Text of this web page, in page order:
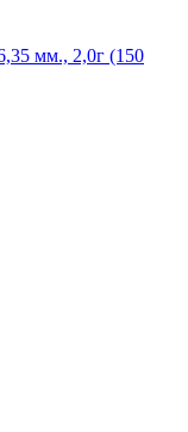
мм., 2,0г (150